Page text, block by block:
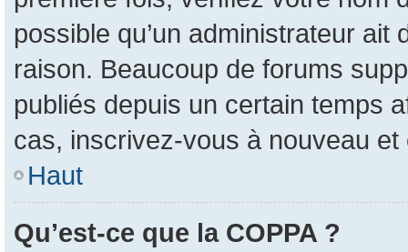
possible qu’un administrateur
raison. Beaucoup de forums
publiés depuis un certain temps
cas, inscrivez-vous à nouveau
Haut
Qu’est-ce que la COPPA ?